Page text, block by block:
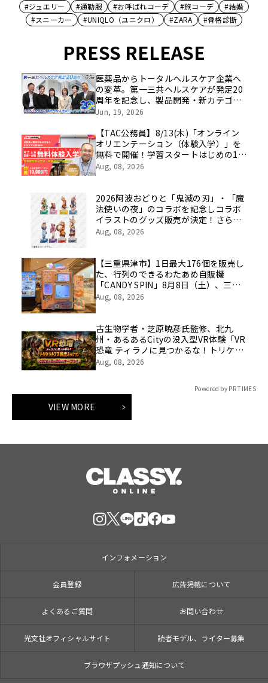
#ジュエリー #通勤服 #お呼ばれコーデ #旅コーデ
#結婚
#スニーカー
#UNIQLO（ユニクロ） #ZARA #骨格診断
PRESS RELEASE
医薬品からトータルヘルスケア企業へ
の変革。第一三共ヘルスケアが発足20
周年を記念し、製品開発・新カテゴリ
挑戦の舞台や旧社統合時のエピソード
像を公開！
Jun, 19, 2026
【TAC公務員】8/13(木)「オンライン
オリエンテーション（体験入学）」を
無料で開催！学習スタートはじめの1
歩！
Aug, 08, 2026
2026阿波おどりと「鬼滅の刃」・「魔
法使いの夜」のコラボを記念しコラボ
イラストのグッズ販売が決定！さらに
ufotableがこれまでに手掛けた歴代阿
Aug, 08, 2026
【三重県津市】1日最大176個を販売し
た、行列のできるわたあめ自販機
「CANDY SPIN」8月8日（土）、三重
県津市のイオンモール津南に設置。
Aug, 08, 2026
古生物学者・芝原暁彦氏監修、北九
州・あるあるCityの没入型VR体験「VR
恐竜 ティラノに見つかるな！トリケラ
トプス救出ミッション」の制作を往来
Aug, 08, 2026
Powered by PR TIMES
VIEW MORE
インフォメーション
会員登録 広告掲載について
よくあるご質問 お問い合わせ
光文社オフィシャルサイト 読者モデル、ライター募集
ブラウザプッシュ通知について